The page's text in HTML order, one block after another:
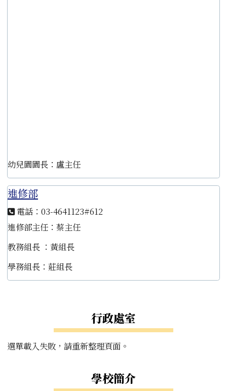
幼兒園園長：盧主任
進修部
電話：03-4641123#612
進修部主任：蔡主任
教務組長 ：黃組長
學務組長：莊組長
行政處室
選單載入失敗，請重新整理頁面。
學校簡介